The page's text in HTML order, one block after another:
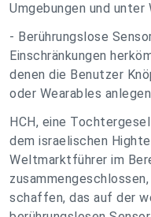
Umgebungen und unter
- Berührungslose
Einschränkungen
denen die Benutzer
oder Wearables
HCH, eine
dem israelischen
Weltmarktführer im
schaffen, das auf der